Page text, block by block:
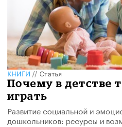
КНИГИ//Статья
Почему в детстве
играть
Развитие социальной и
дошкольников: ресурсы и